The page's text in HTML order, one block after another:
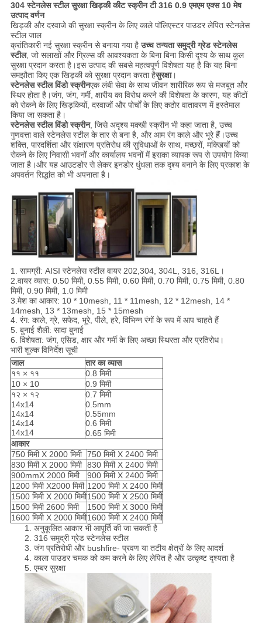
304 स्टेनलेस स्टील सुरक्षा खिड़की कीट स्क्रीन टी 316 0.9 एमएम एक्स 10 मेष
उत्पाद वर्णन
खिड़की और दरवाजे की सुरक्षा स्क्रीन के लिए काले पॉलिएस्टर पाउडर लेपित स्टेनलेस
स्टील जाल
क्रांतिकारी नई सुरक्षा स्क्रीन से बनाया गया हैउच्च तन्यता समुद्री ग्रेड स्टेनलेस
स्टील, जो सलाखों और ग्रिल्स की आवश्यकता के बिना बिना किसी दृश्य के साथ कुल
सुरक्षा प्रदान करता है।इस उत्पाद की सबसे महत्वपूर्ण विशेषता यह है कि यह बिना
समझौता किए एक खिड़की को सुरक्षा प्रदान करता हैसुरक्षा।
स्टेनलेस स्टील विंडो स्क्रीनएक लंबी सेवा के साथ जीवन शारीरिक रूप से मजबूत और
स्थिर होता है।जंग, जंग, गर्मी, क्षारीय का विरोध करने की विशेषता के कारण, यह कीटों
को रोकने के लिए खिड़कियों, दरवाजों और पोर्चों के लिए कठोर वातावरण में इस्तेमाल
किया जा सकता है।
स्टेनलेस स्टील विंडो स्क्रीन, जिसे अदृश्य मक्खी स्क्रीन भी कहा जाता है, उच्च
गुणवत्ता वाले स्टेनलेस स्टील के तार से बना है, और आम रंग काले और भूरे हैं।उच्च
शक्ति, पारदर्शिता और संक्षारण प्रतिरोध की सुविधाओं के साथ, मच्छरों, मक्खियों को
रोकने के लिए निवासी भवनों और कार्यालय भवनों में इसका व्यापक रूप से उपयोग किया
जाता है।और यह आउटडोर से लेकर इनडोर धुंधला तक दृश्य बनाने के लिए प्रकाश के
अपवर्तन सिद्धांत को भी अपनाता है।
1. सामग्री: AISI स्टेनलेस स्टील वायर 202,304, 304L, 316, 316L।
2.वायर व्यास: 0.50 मिमी, 0.55 मिमी, 0.60 मिमी, 0.70 मिमी, 0.75 मिमी, 0.80
मिमी, 0.90 मिमी, 1.0 मिमी
3.मेश का आकार: 10 * 10mesh, 11 * 11mesh, 12 * 12mesh, 14 *
14mesh, 13 * 13mesh, 15 * 15mesh
4. रंग: काले, ग्रे, सफेद, भूरे, पीले, हरे, विभिन्न रंगों के रूप में आप चाहते हैं
5. बुनाई शैली: सादा बुनाई
6. विशेषता: जंग, एसिड, क्षार और गर्मी के लिए अच्छा स्थिरता और प्रतिरोध।
भारी शुल्क विनिर्देश सूची
जाल
तार का व्यास
११ × ११
0.8 मिमी
10 × 10
0.9 मिमी
१२ × १२
14x14
14x14
14x14
14x14
0.7 मिमी
0.5mm
0.55mm
0.6 मिमी
0.65 मिमी
आकार
750 मिमी X 2000 मिमी 750 मिमी X 2400 मिमी
830 मिमी X 2000 मिमी 830 मिमी X 2400 मिमी
900mmX 2000 मिमी
900 मिमी X 2400 मिमी
1200 मिमी X2000 मिमी 1200 मिमी X 2400 मिमी
1500 मिमी X 2000 मिमी1500 मिमी X 2500 मिमी
1500 मिमी 2600 मिमी
1500 मिमी X 3000 मिमी
1600 मिमी X 2000 मिमी1600 मिमी X 2400 मिमी
1. अनुकूलित आकार भी आपूर्ति की जा सकती है
2. 316 समुद्री ग्रेड स्टेनलेस स्टील
3. जंग प्रतिरोधी और bushfire- प्रवण या तटीय क्षेत्रों के लिए आदर्श
4. काला पाउडर चमक को कम करने के लिए लेपित है और उत्कृष्ट दृश्यता है
5. एम्बर सुरक्षा